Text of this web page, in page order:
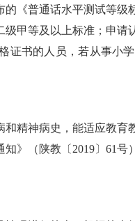
《普通话水平测试等级
甲等及以上标准；申
证书的人员，若从事小
精神病史，能适应教
》（陕教〔2019〕61